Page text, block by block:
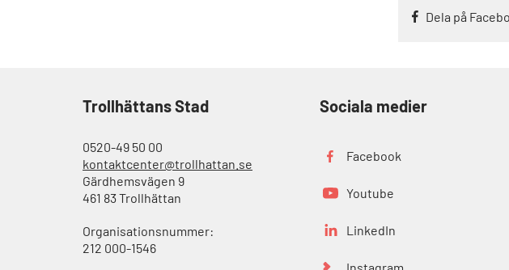
Dela på
Trollhättans Stad
0520-49 50 00
kontaktcenter@trollhattan.se
Gärdhemsvägen 9
461 83 Trollhättan
Organisationsnummer:
212 000-1546
Sociala medier
Facebook
Youtube
LinkedIn
Instagram